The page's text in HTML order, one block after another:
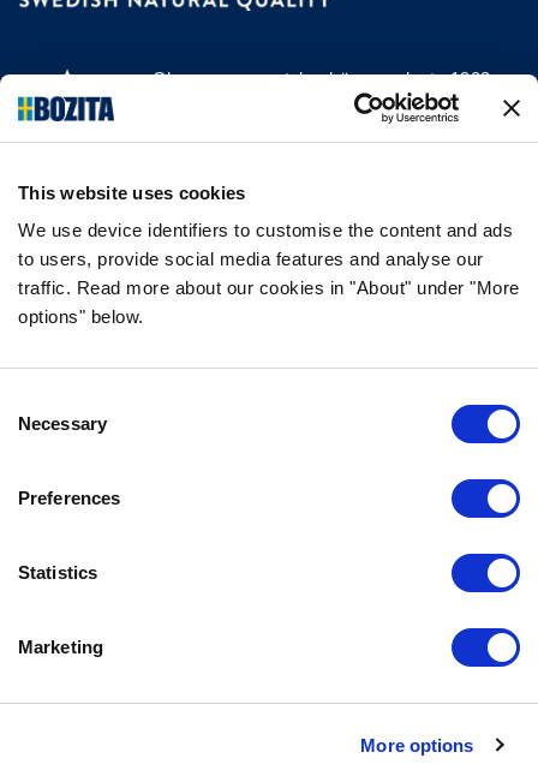
This website uses cookies
We use device identifiers to customise the content and ads
to users, provide social media features and analyse our
traffic. Read more about our cookies in "About" under "More
options" below.
Selection
Necessary
Preferences
Statistics
Marketing
More options
Olemme menestyksekäs, vuodesta 1903
saakka kissan- ja koiranruokaa valmistava
yritys Vårgårdasta, Ruotsista. Pidämme
Teemme koiran- ja kissanruokaa
korkealaatuisista ainesosista ja ilman
tarpeettomia lisäaineita.
USEIN KYSYTYT KYSYMYKSET
OTA MEIHIN YHTEYTTÄ
BOZITA
PARTNER IN PET FOOD NORDICS AB